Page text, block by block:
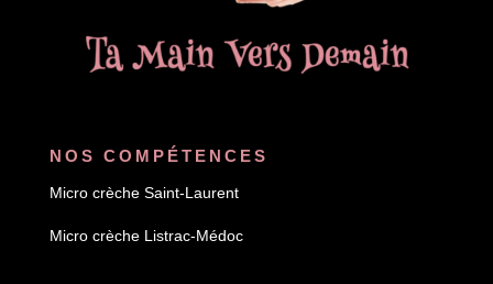
NOS COMPÉTENCES
Micro crèche Saint-Laurent
Micro crèche Listrac-Médoc